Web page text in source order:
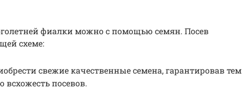
фиалки можно с помощью семян. Посев
схеме:
свежие качественные семена, гарантировав тем
посевов.